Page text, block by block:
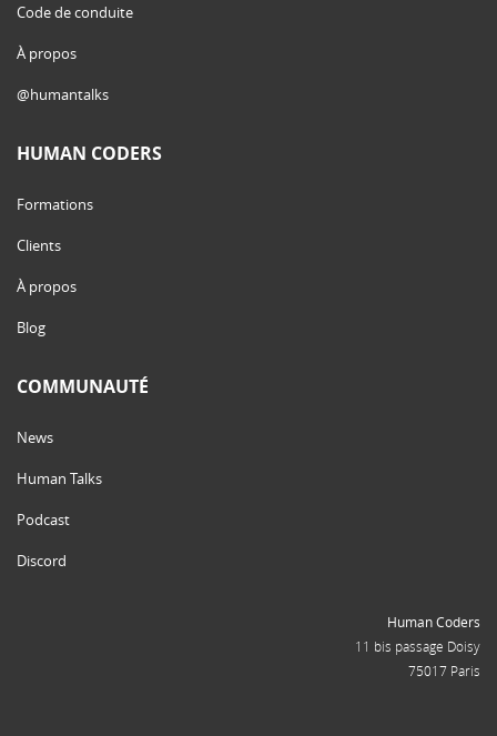
Code de conduite
À propos
@humantalks
HUMAN CODERS
Formations
Clients
À propos
Blog
COMMUNAUTÉ
News
Human Talks
Podcast
Discord
Human Coders
11 bis passage Doisy
75017 Paris